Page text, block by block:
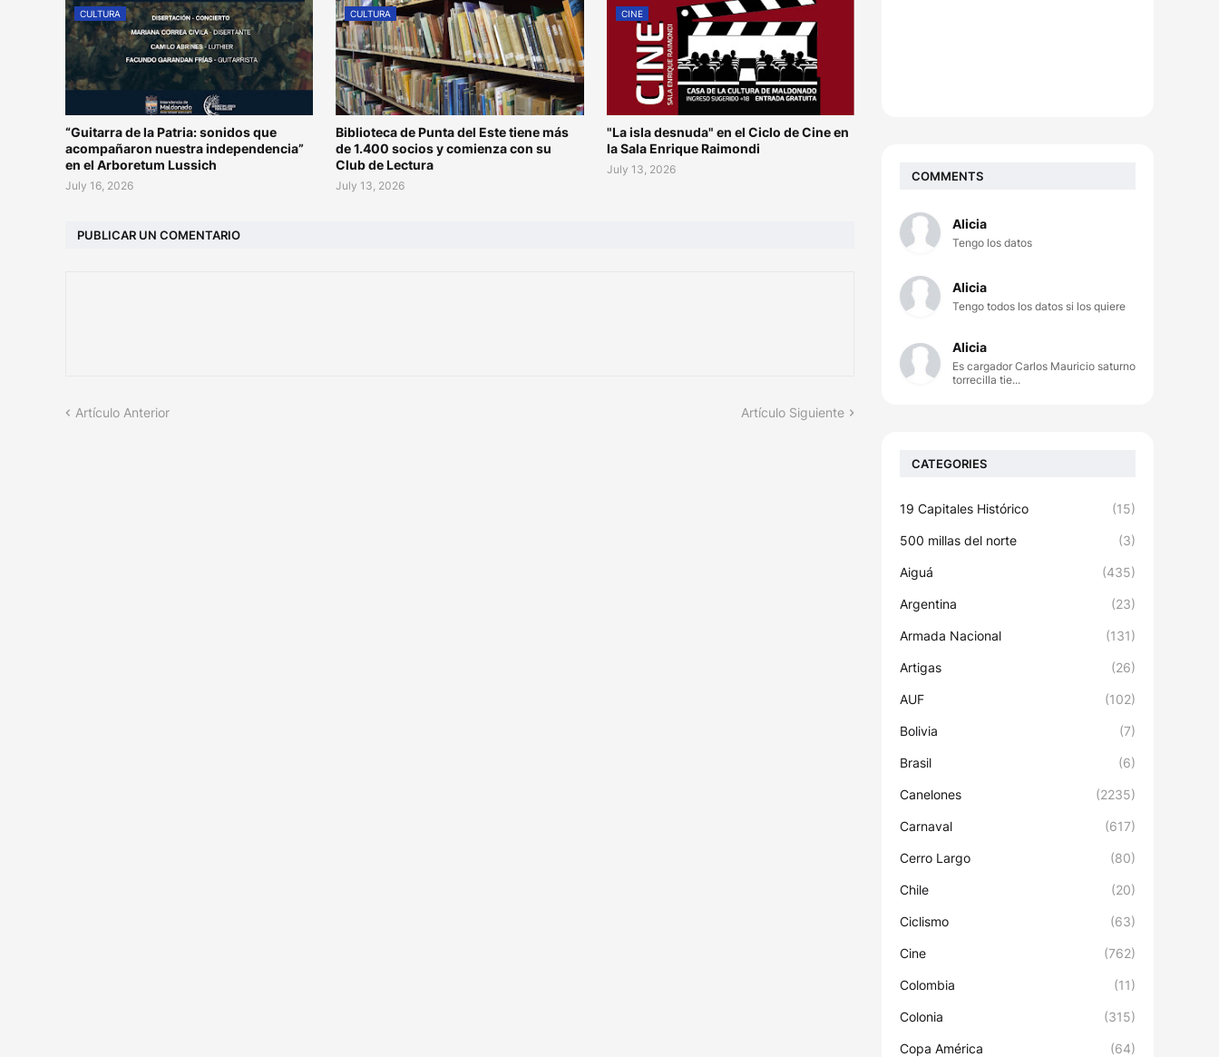
CULTURA
“Guitarra de la Patria: sonidos que
acompañaron nuestra independencia”
en el Arboretum Lussich
July 16, 2026
CULTURA
Biblioteca de Punta del Este tiene más
de 1.400 socios y comienza con su
Club de Lectura
July 13, 2026
CINE
"La isla desnuda" en el Ciclo de Cine en
la Sala Enrique Raimondi
July 13, 2026
PUBLICAR UN COMENTARIO
Artículo Anterior Artículo Siguiente
COMMENTS
Alicia
Tengo los datos
Alicia
Tengo todos los datos si los quiere
Alicia
Es cargador Carlos Mauricio saturno
torrecilla tie...
CATEGORIES
19 Capitales Histórico (15)
500 millas del norte (3)
Aiguá (435)
Argentina (23)
Armada Nacional (131)
Artigas (26)
AUF (102)
Bolivia (7)
Brasil (6)
Canelones (2235)
Carnaval (617)
Cerro Largo (80)
Chile (20)
Ciclismo (63)
Cine (762)
Colombia (11)
Colonia (315)
Copa América (64)